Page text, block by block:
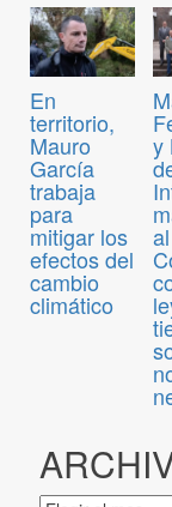
En
territorio,
Mauro
García
trabaja
para
mitigar los
efectos del
cambio
climático
y
al